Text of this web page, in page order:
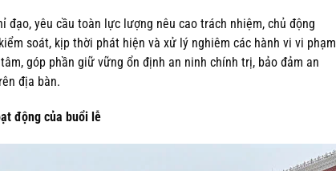
yêu cầu toàn lực lượng nêu cao trách nhiệm, chủ động
soát, kịp thời phát hiện và xử lý nghiêm các hành vi vi phạm
góp phần giữ vững ổn định an ninh chính trị, bảo đảm an
địa bàn.
động của buổi lễ